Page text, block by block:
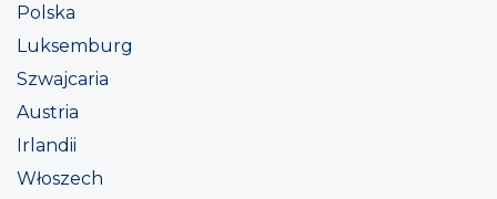
Polska
Luksemburg
Szwajcaria
Austria
Irlandii
Włoszech